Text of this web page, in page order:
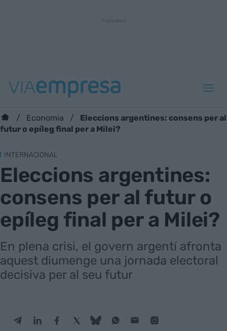
Economia
Eleccions argentines: consens per al
futur o epíleg final per a Milei?
INTERNACIONAL
Eleccions argentines:
consens per al futur o
epíleg final per a Milei?
En plena crisi, el govern argentí afronta
aquest diumenge una jornada electoral
decisiva per al seu futur